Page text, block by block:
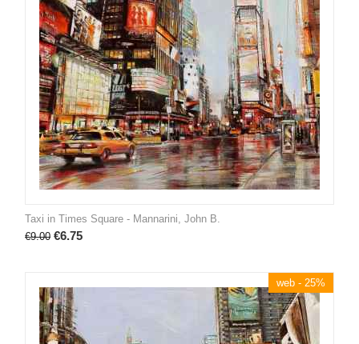
Taxi in Times Square - Mannarini, John B.
€9.00 €6.75
web - 25%